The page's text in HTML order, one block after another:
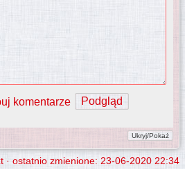
komentarze
· ostatnio zmienione: 23-06-2020 22:34